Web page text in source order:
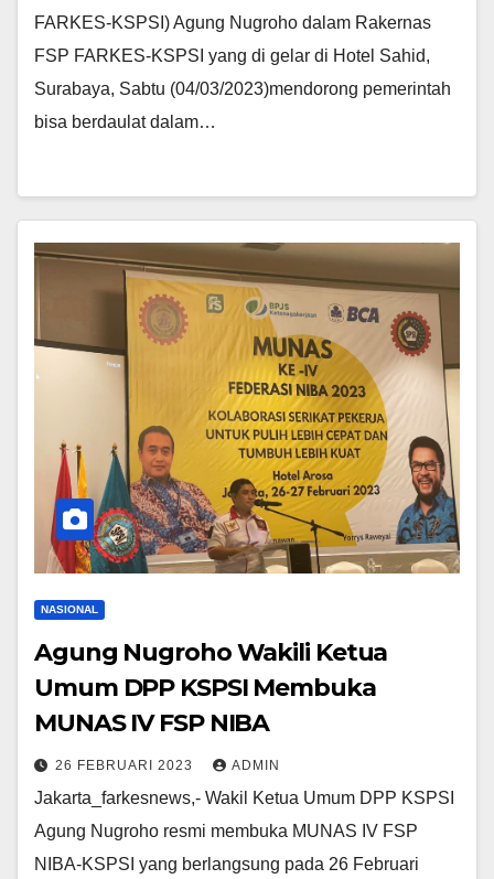
FARKES-KSPSI) Agung Nugroho dalam Rakernas
FSP FARKES-KSPSI yang di gelar di Hotel Sahid,
Surabaya, Sabtu (04/03/2023)mendorong pemerintah
bisa berdaulat dalam…
NASIONAL
Agung Nugroho Wakili Ketua
Umum DPP KSPSI Membuka
MUNAS IV FSP NIBA
26 FEBRUARI 2023 ADMIN
Jakarta_farkesnews,- Wakil Ketua Umum DPP KSPSI
Agung Nugroho resmi membuka MUNAS IV FSP
NIBA-KSPSI yang berlangsung pada 26 Februari